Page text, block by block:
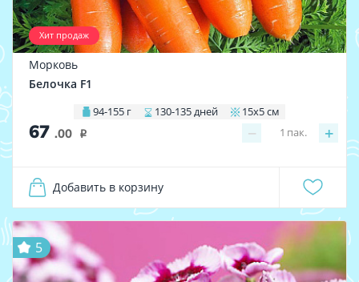
Хит продаж
Морковь
Белочка F1
94-155 г 130-135 дней 15х5 см
67 .00 i − +
1 пак.
Добавить в корзину
5